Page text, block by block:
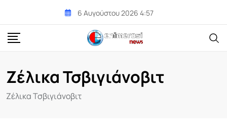
content
6 Αυγούστου 2026 4:57
Ζέλικα Τσβιγιάνοβιτ
Ζέλικα Τσβιγιάνοβιτ